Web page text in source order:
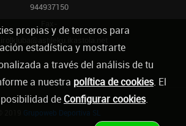
944937150
Grupoweb Deportiva SL
propias y de terceros para
estadística y mostrarte
a través del análisis de tu
a nuestra política de cookies. El
de Configurar cookies.